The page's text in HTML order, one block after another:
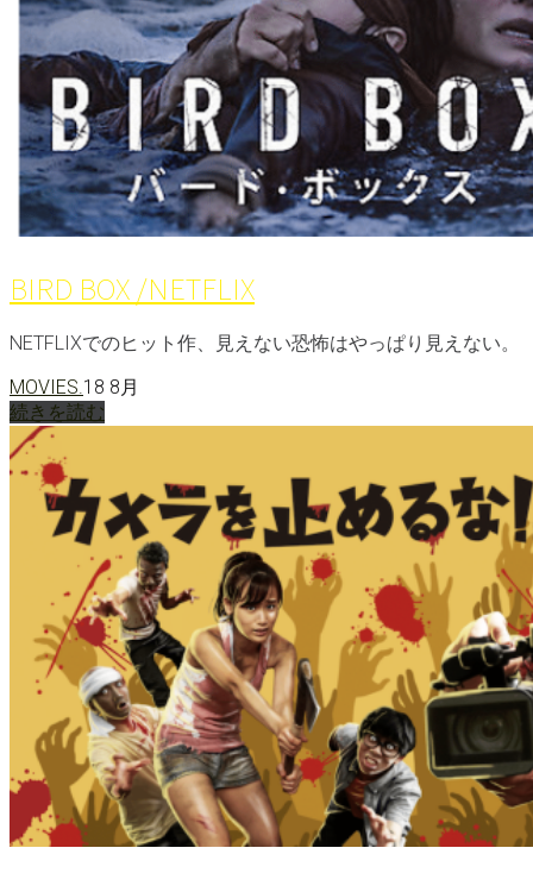
BIRD BOX /NETFLIX
NETFLIXでのヒット作、見えない恐怖はやっぱり見えない。
MOVIES. 18 8月
続きを読む